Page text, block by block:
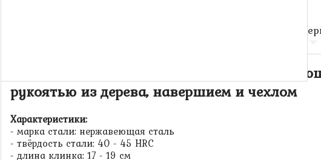
Пчак средний (узбекский нож) из
рукоятью из дерева, навершием и чехлом
Характеристики:
- марка стали: нержавеющая сталь
- твёрдость стали: 40 - 45 HRC
- длина клинка: 17 - 19 см